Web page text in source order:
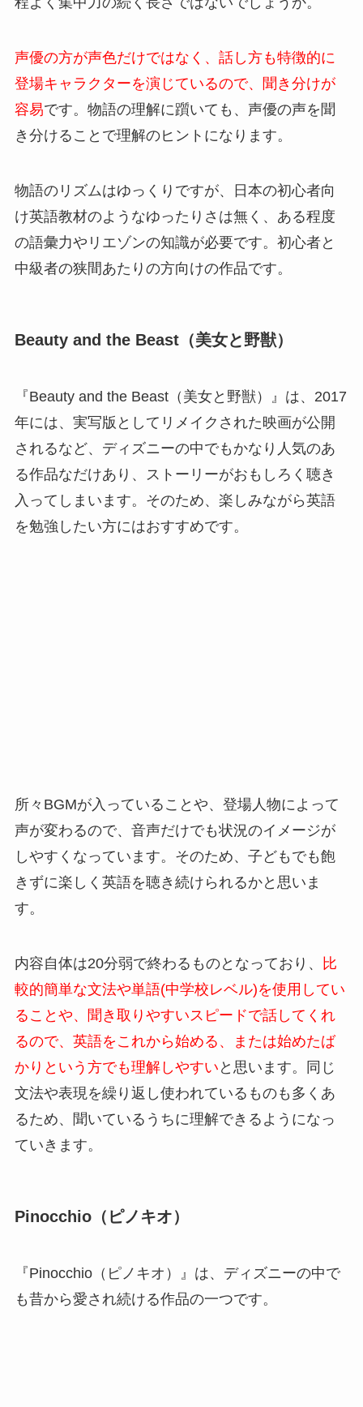
声優の方が声色だけではなく、話し方も特徴的に
登場キャラクターを演じているので、聞き分けが
容易です。物語の理解に躓いても、声優の声を聞
き分けることで理解のヒントになります。
物語のリズムはゆっくりですが、日本の初心者向
け英語教材のようなゆったりさは無く、ある程度
の語彙力やリエゾンの知識が必要です。初心者と
中級者の狭間あたりの方向けの作品です。
Beauty and the Beast（美女と野獣）
『Beauty and the Beast（美女と野獣）』は、2017
年には、実写版としてリメイクされた映画が公開
されるなど、ディズニーの中でもかなり人気のあ
る作品なだけあり、ストーリーがおもしろく聴き
入ってしまいます。そのため、楽しみながら英語
を勉強したい方にはおすすめです。
所々BGMが入っていることや、登場人物によって
声が変わるので、音声だけでも状況のイメージが
しやすくなっています。そのため、子どもでも飽
きずに楽しく英語を聴き続けられるかと思いま
す。
内容自体は20分弱で終わるものとなっており、
比
較的簡単な文法や単語(中学校レベル)を使用してい
ることや、聞き取りやすいスピードで話してくれ
るので、英語をこれから始める、または始めたば
かりという方でも理解しやすい と思います。同じ
文法や表現を繰り返し使われているものも多くあ
るため、聞いているうちに理解できるようになっ
ていきます。
Pinocchio（ピノキオ）
『Pinocchio（ピノキオ）』は、ディズニーの中で
も昔から愛され続ける作品の一つです。